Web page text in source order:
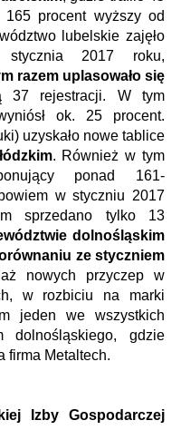
procent wyższy od
lubelskie zajęło
2017 roku,
razem uplasowało się
37 rejestracji. W tym
ok. 25 procent.
uzyskało nowe tablice
. Również w tym
ponad 161-
w styczniu 2017
sprzedano tylko 13
dolnośląskim
ze styczniem
nowych przyczep w
w rozbiciu na marki
jeden we wszystkich
dolnośląskiego, gdzie
firma Metaltech.
Izby Gospodarczej